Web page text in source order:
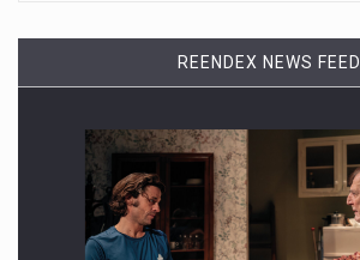
REENDEX NEWS FEED